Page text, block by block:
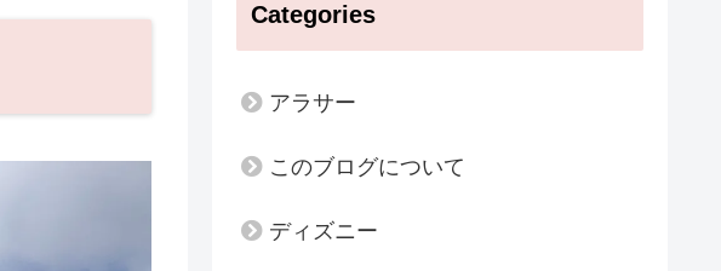
Categories
アラサー
このブログについて
ディズニー